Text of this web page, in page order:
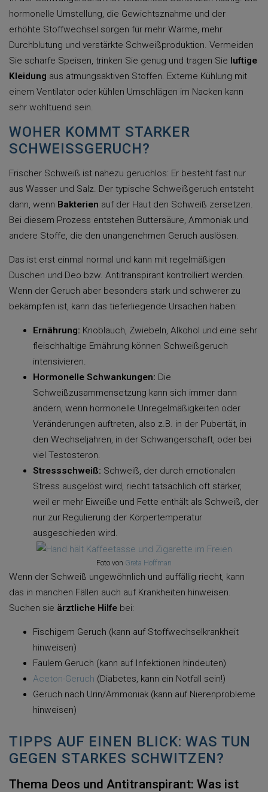
hormonelle Umstellung, die Gewichtsznahme und der
erhöhte Stoffwechsel sorgen für mehr Wärme, mehr
Durchblutung und verstärkte Schweißproduktion. Vermeiden
Sie scharfe Speisen, trinken Sie genug und tragen Sie luftige
Kleidung aus atmungsaktiven Stoffen. Externe Kühlung mit
einem Ventilator oder kühlen Umschlägen im Nacken kann
sehr wohltuend sein.
WOHER KOMMT STARKER
SCHWEISSGERUCH?
Frischer Schweiß ist nahezu geruchlos: Er besteht fast nur
aus Wasser und Salz. Der typische Schweißgeruch entsteht
dann, wenn Bakterien auf der Haut den Schweiß zersetzen.
Bei diesem Prozess entstehen Buttersäure, Ammoniak und
andere Stoffe, die den unangenehmen Geruch auslösen.
Das ist erst einmal normal und kann mit regelmäßigen
Duschen und Deo bzw. Antitranspirant kontrolliert werden.
Wenn der Geruch aber besonders stark und schwerer zu
bekämpfen ist, kann das tieferliegende Ursachen haben:
Ernährung: Knoblauch, Zwiebeln, Alkohol und eine sehr
fleischhaltige Ernährung können Schweißgeruch
intensivieren.
Hormonelle Schwankungen: Die
Schweißzusammensetzung kann sich immer dann
ändern, wenn hormonelle Unregelmäßigkeiten oder
Veränderungen auftreten, also z.B. in der Pubertät, in
den Wechseljahren, in der Schwangerschaft, oder bei
viel Testosteron.
Stressschweiß: Schweiß, der durch emotionalen
Stress ausgelöst wird, riecht tatsächlich oft stärker,
weil er mehr Eiweiße und Fette enthält als Schweiß, der
nur zur Regulierung der Körpertemperatur
ausgeschieden wird.
Foto von Greta Hoffman
Wenn der Schweiß ungewöhnlich und auffällig riecht, kann
das in manchen Fällen auch auf Krankheiten hinweisen.
Suchen sie ärztliche Hilfe bei:
Fischigem Geruch (kann auf Stoffwechselkrankheit
hinweisen)
Faulem Geruch (kann auf Infektionen hindeuten)
Aceton-Geruch (Diabetes, kann ein Notfall sein!)
Geruch nach Urin/Ammoniak (kann auf Nierenprobleme
hinweisen)
TIPPS AUF EINEN BLICK: WAS TUN
GEGEN STARKES SCHWITZEN?
Thema Deos und Antitranspirant: Was ist